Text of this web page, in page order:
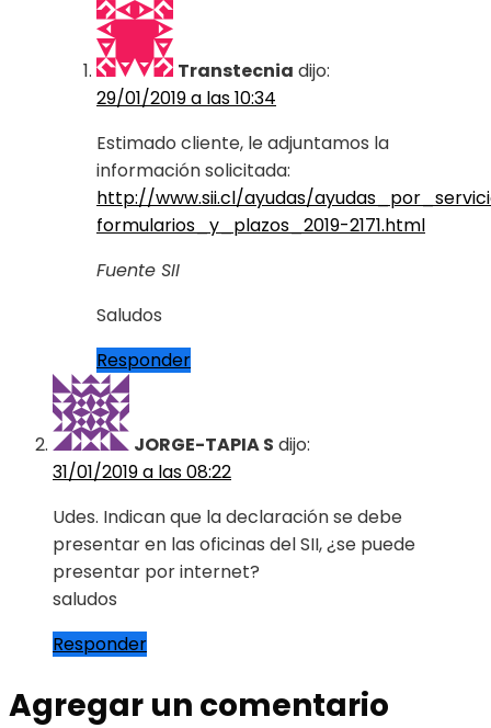
Transtecnia dijo:
29/01/2019 a las 10:34
Estimado cliente, le adjuntamos la
información solicitada:
http://www.sii.cl/ayudas/
formularios_y_plazos_2019-2171.html
Fuente SII
Saludos
Responder
JORGE-TAPIA S dijo:
31/01/2019 a las 08:22
Udes. Indican que la declaración se debe
presentar en las oficinas del SII, ¿se puede
presentar por internet?
saludos
Responder
Agregar un comentario